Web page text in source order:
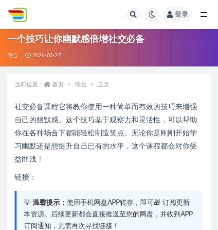
登录
一个技巧让你幽默感倍增社交必备
综合 2026-03-27
当前位置： 首页 综合 正文
社交必备课程它将教你使用一种简单而有效的技巧来增强
自己的幽默感。这个技巧基于观察力和灵活性，可以帮助
你在各种场合下都能轻松制造笑点。无论你是刚刚开始学
习幽默还是想提升自己已有的水平，这个课程都会对你受
益匪浅！
链接：
💡 温馨提示： 使用手机网盘APP转存，即可🎁 订阅更新
本资源。后续更新都会直接推送至您的网盘，并收到APP
订阅通知，无需再次寻找链接！